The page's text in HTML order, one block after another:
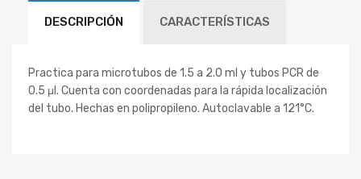
DESCRIPCIÓN CARACTERÍSTICAS
Practica para microtubos de 1.5 a 2.0 ml y tubos PCR de
0.5 μl. Cuenta con coordenadas para la rápida localización
del tubo. Hechas en polipropileno. Autoclavable a 121°C.